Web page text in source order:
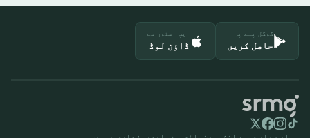
گوگل پلے پر
حاصل کریں
ایپ اسٹور سے
ڈاؤن لوڈ